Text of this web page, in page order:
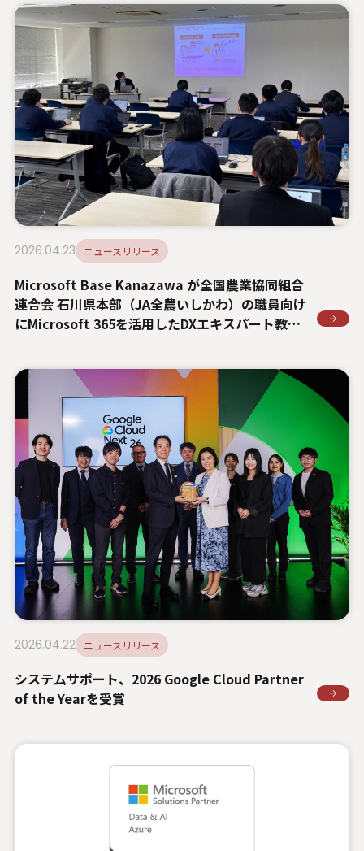
2026.04.23 ニュースリリース
Microsoft Base Kanazawa が全国農業協同組合
連合会 石川県本部（JA全農いしかわ）の職員向け
にMicrosoft 365を活用したDXエキスパート教育
2026.04.22 ニュースリリース
システムサポート、2026 Google Cloud Partner
of the Yearを受賞